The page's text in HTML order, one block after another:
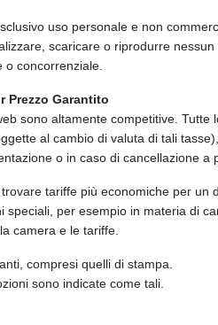
uso personale e non
scaricare o riprodurre
concorrenziale.
Prezzo Garantito
sono altamente competitive.
al cambio di valuta di tali
o in caso di cancellazione a
tariffe più economiche per
speciali, per esempio in materia di
camera e le tariffe.
compresi quelli di stampa.
sono indicate come tali.